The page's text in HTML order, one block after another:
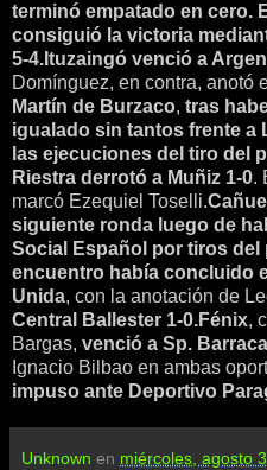
terminó empatado en cero.
consiguió la victoria
5-4. Ituzaingó venció a
Domínguez, en contra, anotó
Martín de Burzaco, tras
igualado sin tantos frente a
las ejecuciones del tiro del
Riestra derrotó a Muñiz 1-0.
marcó Ezequiel Toselli.
siguiente ronda luego de
Social Español por tiros del
encuentro había concluido
Unida, con la anotación de
Central Ballester 1-0.Fénix,
Bargas, venció a Sp.
Ignacio Bilbao en ambas
impuso ante Deportivo
Unknown en miércoles, agosto